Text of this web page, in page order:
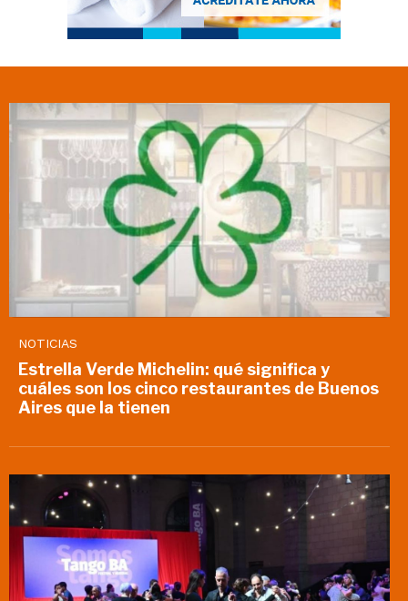
NOTICIAS
Estrella Verde Michelin: qué significa y
cuáles son los cinco restaurantes de Buenos
Aires que la tienen